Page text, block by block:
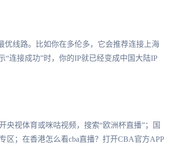
优线路。比如你在多伦多，它会推荐连接上海
“连接成功”时，你的IP就已经变成中国大陆IP
视体育或咪咕视频，搜索“欧洲杯直播”；国
区；在香港怎么看cba直播？打开CBA官方APP